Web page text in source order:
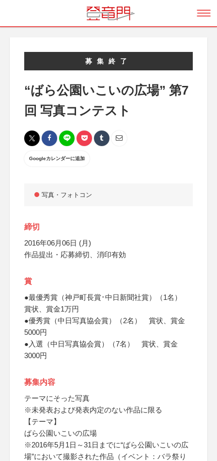
募集終了
“ばら公園いこいの広場” 第7
回 写真コンテスト
Googleカレンダーに追加
写真・フォトコン
締切
2016年06月06日 (月)
作品提出・応募締切、消印有効
賞
●最優秀賞（神戸町長賞･中日新聞社賞）（1名）
賞状、賞金1万円
●優秀賞（中日写真協会賞）（2名） 賞状、賞金
5000円
●入選（中日写真協会賞）（7名） 賞状、賞金
3000円
募集内容
テーマにそった写真
※未発表および発表内定のない作品に限る
【テーマ】
ばら公園いこいの広場
※2016年5月1日～31日までに“ばら公園いこいの広
場”において撮影された作品（イベント：バラ祭り